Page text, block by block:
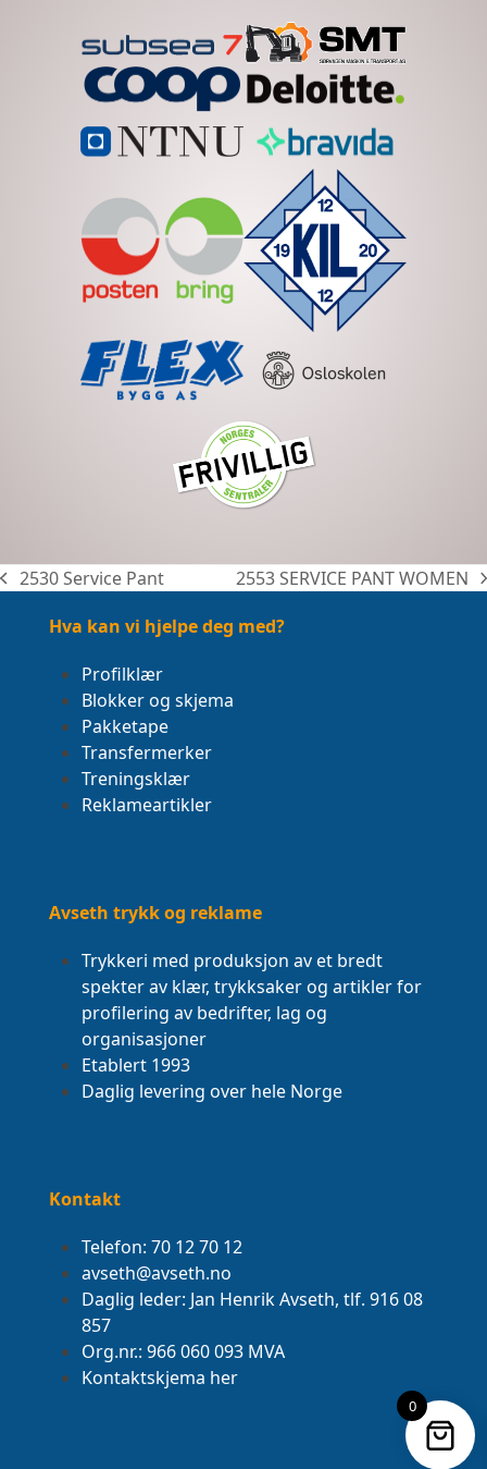
previous
2530 Service Pant
next
post:
2553 SERVICE PANT WOMEN
Hva kan vi hjelpe deg med?
Profilklær
Blokker og skjema
Pakketape
Transfermerker
Treningsklær
Reklameartikler
Avseth trykk og reklame
Trykkeri med produksjon av et bredt
spekter av klær, trykksaker og artikler for
profilering av bedrifter, lag og
organisasjoner
Etablert 1993
Daglig levering over hele Norge
Kontakt
Telefon: 70 12 70 12
avseth@avseth.no
Daglig leder: Jan Henrik Avseth, tlf. 916 08
857
Org.nr.: 966 060 093 MVA
Kontaktskjema her
0